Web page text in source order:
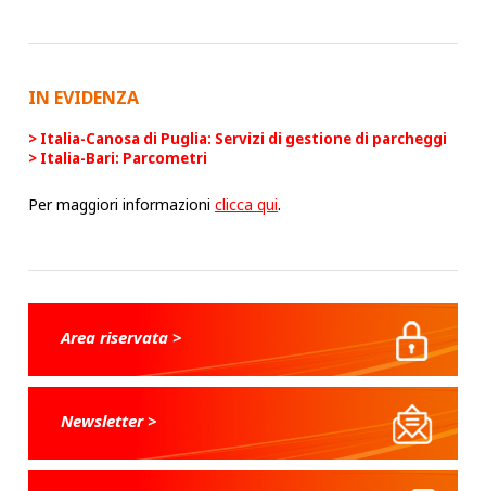
IN EVIDENZA
Italia-Canosa di Puglia: Servizi di gestione di parcheggi
Italia-Bari: Parcometri
Per maggiori informazioniclicca qui.
Area riservata >
Newsletter >